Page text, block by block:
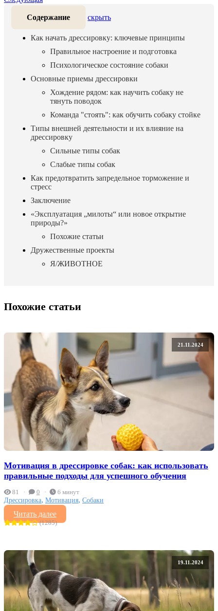
Содержание скрыть
Как начать дрессировку: ключевые принципы
Правильное настроение и подготовка
Психологическое состояние собаки
Основные приемы дрессировки
Хождение рядом: как научить собаку не
тянуть поводок
Команда "стоять": как обучить собаку стойке
Типы внешней деятельности и их влияние на
дрессировку
Сильные типы собак
Слабые типы собак
Как предотвратить запредельное торможение и
стресс
Заключение
«Эксплуатация „милоты“ или новое открытие
природы?»
Похожие статьи
Дружественные проекты
Я/ЖИВОТНОЕ
Похожие статьи
21.11.2024
Мотивация в дрессировке собак: как использовать
правильные подходы для успешного обучения
81 0 6 минут
Дрессировка, Мотивация, Собаки
Читать далее
(1285)
19.11.2024